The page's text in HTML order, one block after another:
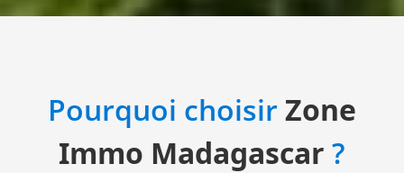
Pourquoi choisirZone
Immo Madagascar ?